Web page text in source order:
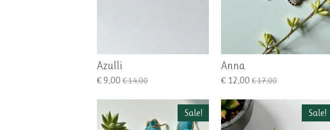
Azulli
€ 9,00 € 14,00
Anna
€ 12,00 € 17,00
Sale! Sale!